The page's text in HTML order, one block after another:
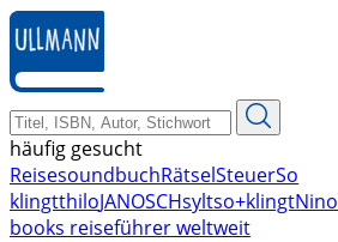
zum
Hauptinhalt
springen
häufig gesucht
ReisesoundbuchRätselSteuerSo
klingtthiloJANOSCHsyltso+klingtNino
books reiseführer weltweit